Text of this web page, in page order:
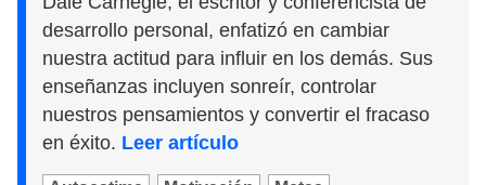
desarrollo personal, enfatizó en cambiar
nuestra actitud para influir en los demás. Sus
enseñanzas incluyen sonreír, controlar
nuestros pensamientos y convertir el fracaso
en éxito. Leer artículo